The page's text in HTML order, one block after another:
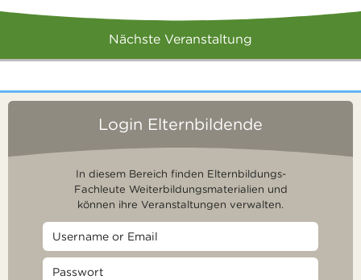
Nächste Veranstaltung
Login Elternbildende
In diesem Bereich finden Elternbildungs-
Fachleute Weiterbildungsmaterialien und
können ihre Veranstaltungen verwalten.